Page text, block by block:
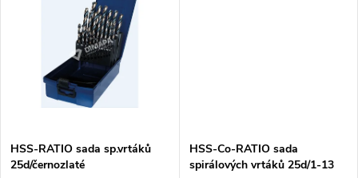
HSS-RATIO sada sp.vrtáků
25d/černozlaté
HSS-Co-RATIO sada
spirálových vrtáků 25d/1-13